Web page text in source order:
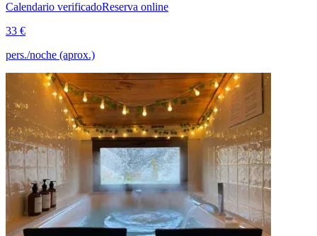
Calendario verificadoReserva online
33 €
pers./noche (aprox.)